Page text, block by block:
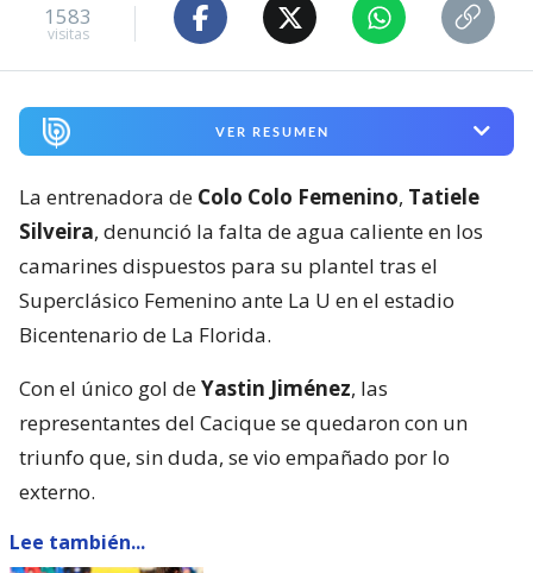
1583
visitas
VER RESUMEN
La entrenadora de Colo Colo Femenino, Tatiele
Silveira, denunció la falta de agua caliente en los
camarines dispuestos para su plantel tras el
Superclásico Femenino ante La U en el estadio
Bicentenario de La Florida.
Con el único gol deYastin Jiménez, las
representantes del Cacique se quedaron con un
triunfo que, sin duda, se vio empañado por lo
externo.
Lee también...